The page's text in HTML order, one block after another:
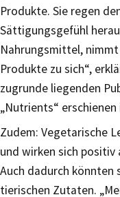
Produkte. Sie regen
Sättigungsgefühl
Nahrungsmittel,
Produkte zu sich“,
zugrunde liegenden
„Nutrients“ erschienen
Zudem: Vegetarische
und wirken sich positiv
Auch dadurch könnten
tierischen Zutaten.